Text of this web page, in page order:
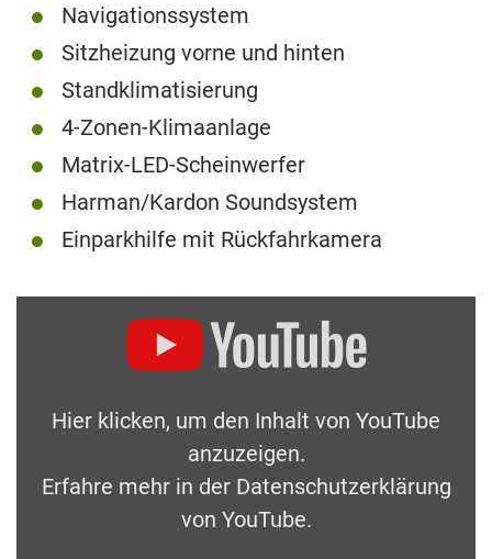
Navigationssystem
Sitzheizung vorne und hinten
Standklimatisierung
4-Zonen-Klimaanlage
Matrix-LED-Scheinwerfer
Harman/Kardon Soundsystem
Einparkhilfe mit Rückfahrkamera
Hier klicken, um den Inhalt von YouTube
anzuzeigen.
Erfahre mehr in der Datenschutzerklärung
von YouTube.